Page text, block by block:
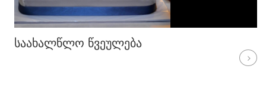
ᲡᲐᲐᲮᲐᲚᲬᲚᲝ ᲬᲕᲔᲣᲚᲔᲑᲐ